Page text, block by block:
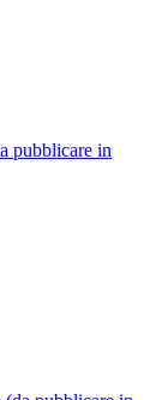
pubblicare in